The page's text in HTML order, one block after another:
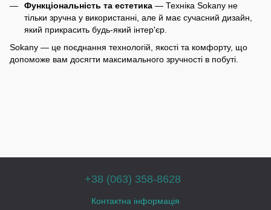
Функціональність та естетика — Техніка Sokany не
тільки зручна у використанні, але й має сучасний дизайн,
який прикрасить будь-який інтер'єр.
Sokany — це поєднання технологій, якості та комфорту, що
допоможе вам досягти максимального зручності в побуті.
+38 (063) 358-8628
Контактна інформація